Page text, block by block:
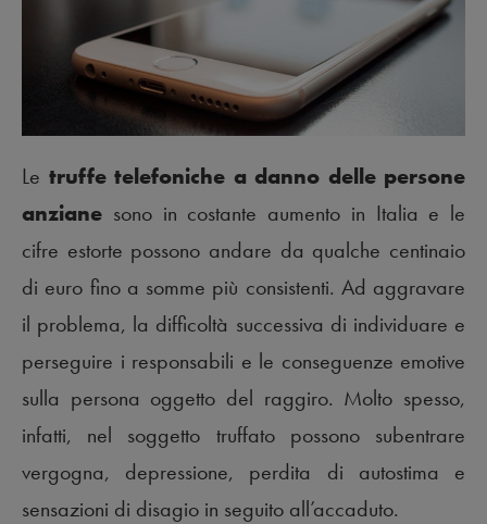
Le truffe telefoniche a danno delle persone
anziane sono in costante aumento in Italia e le
cifre estorte possono andare da qualche centinaio
di euro fino a somme più consistenti. Ad aggravare
il problema, la difficoltà successiva di individuare e
perseguire i responsabili e le conseguenze emotive
sulla persona oggetto del raggiro. Molto spesso,
infatti, nel soggetto truffato possono subentrare
vergogna, depressione, perdita di autostima e
sensazioni di disagio in seguito all’accaduto.